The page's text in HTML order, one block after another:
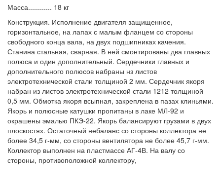
Масса............ 18 кг
Конструкция. Исполнение двигателя защищенное,
горизонтальное, на лапах с малым фланцем со стороны
свободного конца вала, на двух подшипниках качения.
Станина стальная, сварная. В ней смонтированы два главных
полюса и один дополнительный. Сердечники главных и
дополнительного полюсов набраны нз листов
электротехнической стали толщиной 2 мм. Сердечник якоря
набран из листов электротехнической стали 1212 толщиной
0,5 мм. Обмотка якоря всыпная, закреплена в пазах клиньями.
Якорь и полюсные катушки пропитаны в лаке МЛ-92 и
окрашены эмалью ПКЭ-22. Якорь балансируют грузами в двух
плоскостях. Остаточный небаланс со стороны коллектора не
более 34,5 г-мм, со стороны вентилятора не более 45,7 г-мм.
Коллектор выполнен на пластмассе АГ-4В. На валу со
стороны, противоположной коллектору,